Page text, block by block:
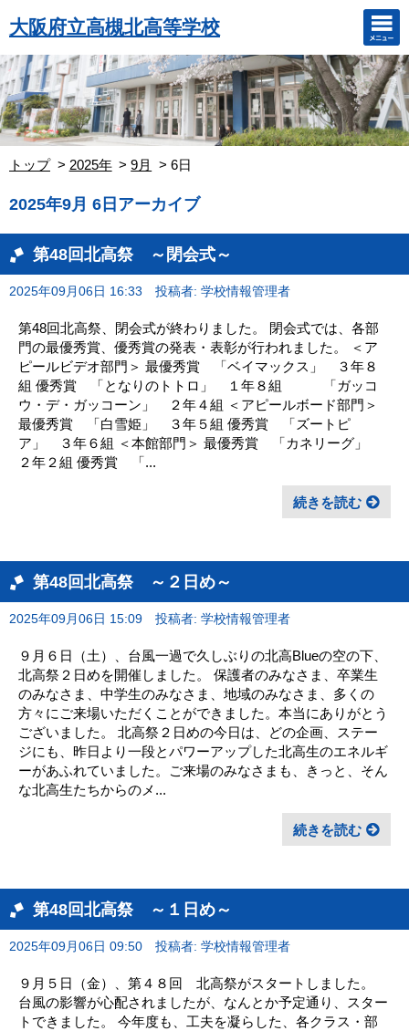
大阪府立高槻北高等学校
トップ 2025年 9月 6日
2025年9月 6日アーカイブ
第48回北高祭 ～閉会式～
2025年09月06日 16:33 投稿者: 学校情報管理者
第48回北高祭、閉会式が終わりました。 閉会式では、各部
門の最優秀賞、優秀賞の発表・表彰が行われました。 ＜ア
ピールビデオ部門＞ 最優秀賞 「ベイマックス」 ３年８
組 優秀賞 「となりのトトロ」 １年８組 「ガッコ
ウ・デ・ガッコーン」 ２年４組 ＜アピールボード部門＞
最優秀賞 「白雪姫」 ３年５組 優秀賞 「ズートピ
ア」 ３年６組 ＜本館部門＞ 最優秀賞 「カネリーグ」
２年２組 優秀賞 「...
続きを読む
第48回北高祭 ～２日め～
2025年09月06日 15:09 投稿者: 学校情報管理者
９月６日（土）、台風一過で久しぶりの北高Blueの空の下、
北高祭２日めを開催しました。 保護者のみなさま、卒業生
のみなさま、中学生のみなさま、地域のみなさま、多くの
方々にご来場いただくことができました。本当にありがとう
ございました。 北高祭２日めの今日は、どの企画、ステー
ジにも、昨日より一段とパワーアップした北高生のエネルギ
ーがあふれていました。ご来場のみなさまも、きっと、そん
な北高生たちからのメ...
続きを読む
第48回北高祭 ～１日め～
2025年09月06日 09:50 投稿者: 学校情報管理者
９月５日（金）、第４８回 北高祭がスタートしました。
台風の影響が心配されましたが、なんとか予定通り、スター
トできました。 今年度も、工夫を凝らした、各クラス・部